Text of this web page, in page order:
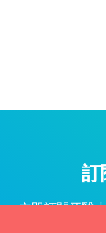
訂
立即訂閱牙醫